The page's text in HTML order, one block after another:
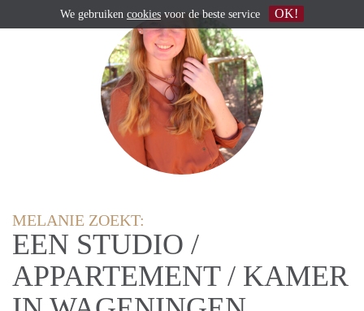
MELANIE ZOEKT:
EEN STUDIO /
APPARTEMENT / KAMER
We gebruiken cookies voor de beste service OK!